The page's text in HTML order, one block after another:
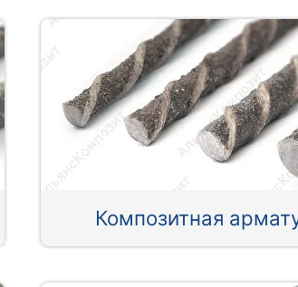
Композитная